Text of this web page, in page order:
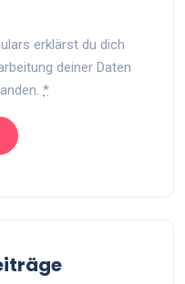
erklärst du dich
deiner Daten
*